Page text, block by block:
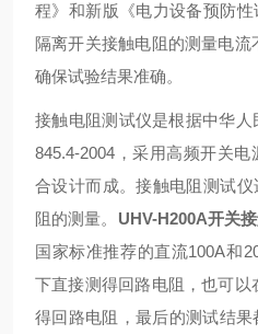
程》和新版《电力设备预防性
隔离开关接触电阻的测量电流
确保试验结果准确。
接触电阻测试仪是根据中华
845.4-2004，采用高频开关
合设计而成。接触电阻测试
阻的测量。 UHV-H200A开关
国家标准推荐的直流100A和
下直接测得回路电阻，也可以
得回路电阻，最后的测试结果